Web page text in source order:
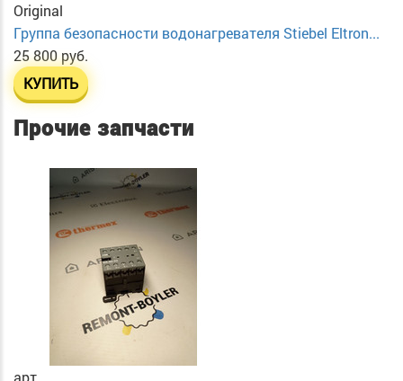
Original
Группа безопасности водонагревателя Stiebel Eltron...
25 800 руб.
КУПИТЬ
Прочие запчасти